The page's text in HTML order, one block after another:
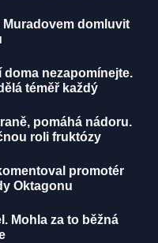
domluvit
doma nezapomínejte.
téměř každý
pomáhá nádoru.
roli fruktózy
promotér
Oktagonu
Mohla za to běžná